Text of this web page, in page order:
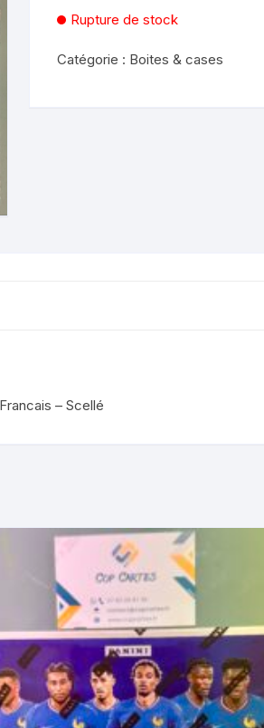
Rupture de stock
Catégorie : Boites & cases
– Scellé